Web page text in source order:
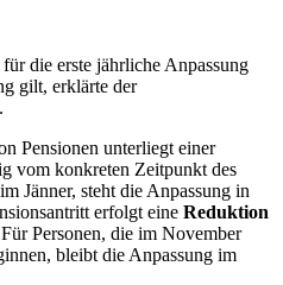
die erste jährliche Anpassung
gilt, erklärte der
Pensionen unterliegt einer
vom konkreten Zeitpunkt des
Jänner, steht die Anpassung in
erfolgt eine Reduktion
Personen, die im November
bleibt die Anpassung im